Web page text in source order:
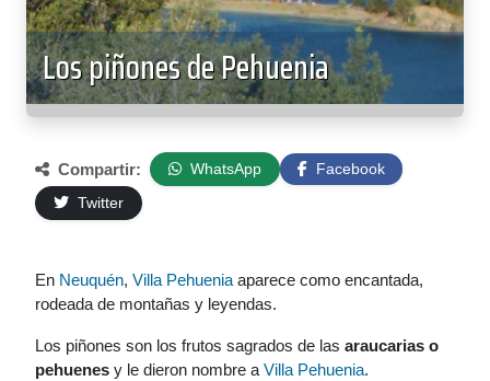
Los piñones de Pehuenia
Compartir: WhatsApp
Facebook
Twitter
En Neuquén, Villa Pehuenia aparece como encantada,
rodeada de montañas y leyendas.
Los piñones son los frutos sagrados de las araucarias o
pehuenes y le dieron nombre a Villa Pehuenia.